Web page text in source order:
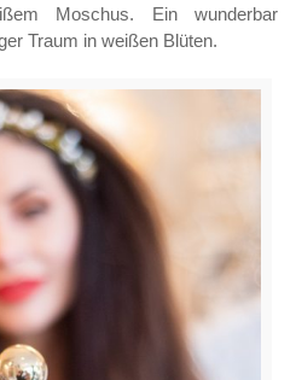
Moschus. Ein wunderbar
Traum in weißen Blüten.